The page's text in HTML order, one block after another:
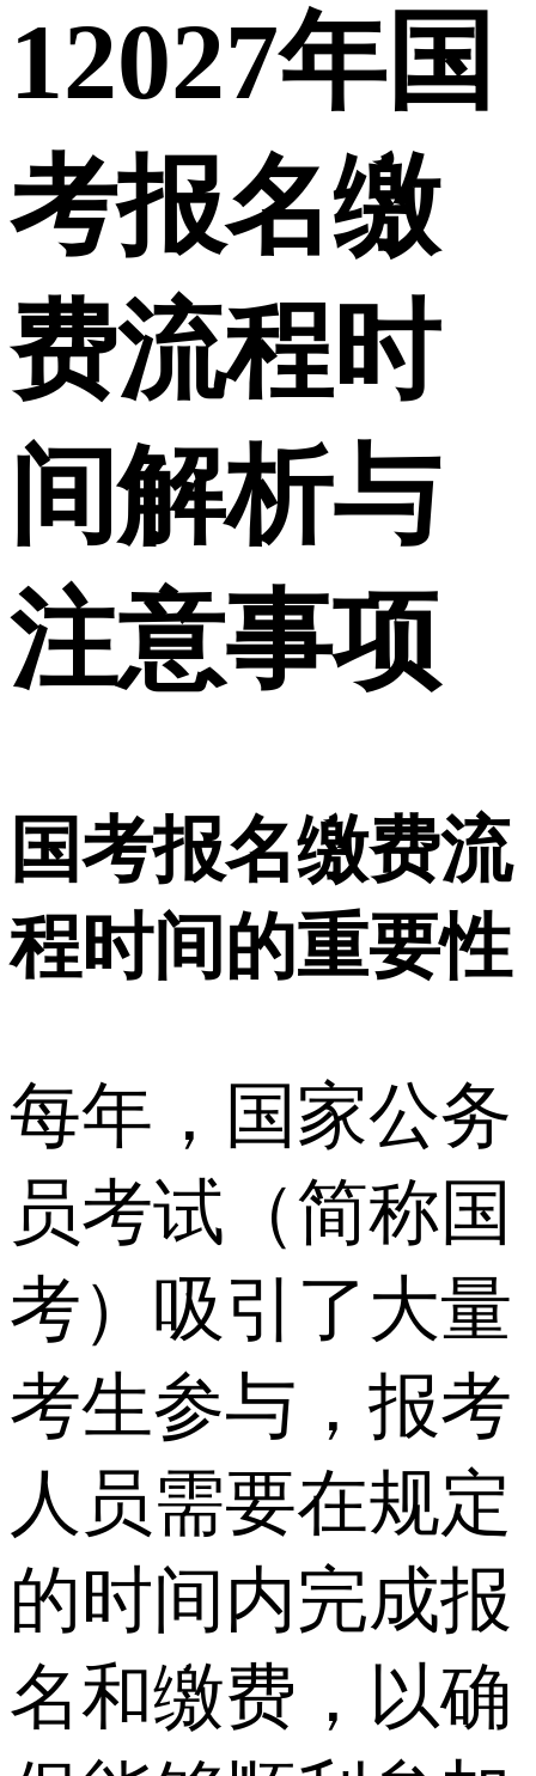
12027年国
考报名缴
费流程时
间解析与
注意事项
国考报名缴费流
程时间的重要性
每年，国家公务
员考试（简称国
考）吸引了大量
考生参与，报考
人员需要在规定
的时间内完成报
名和缴费，以确